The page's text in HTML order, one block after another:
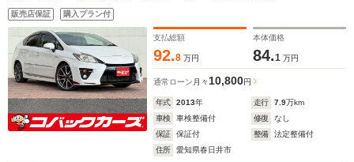
販売店保証 購入プラン付
支払総額
92.8 万円
本体価格
84.1 万円
通常ローン 月々 10,800円
年式 2013年 走行 7.9万km
車検
車検整備付 修復
なし
保証
保証付 整備
法定整備付
住所
愛知県春日井市